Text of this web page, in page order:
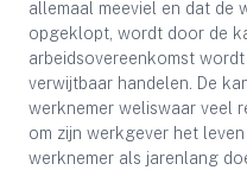
allemaal meeviel en dat de
opgeklopt, wordt door de
arbeidsovereenkomst
verwijtbaar handelen. De
werknemer weliswaar veel
om zijn werkgever het
werknemer als jarenlang